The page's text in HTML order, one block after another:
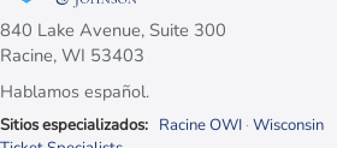
840 Lake Avenue, Suite 300
Racine, WI 53403
Hablamos español.
Sitios especializados: Racine OWI · Wisconsin